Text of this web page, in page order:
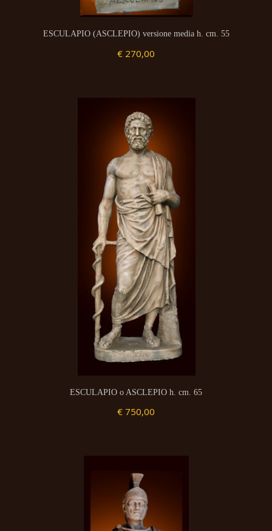
ESCULAPIO (ASCLEPIO) versione media h. cm. 55
€ 270,00
ESCULAPIO o ASCLEPIO h. cm. 65
€ 750,00